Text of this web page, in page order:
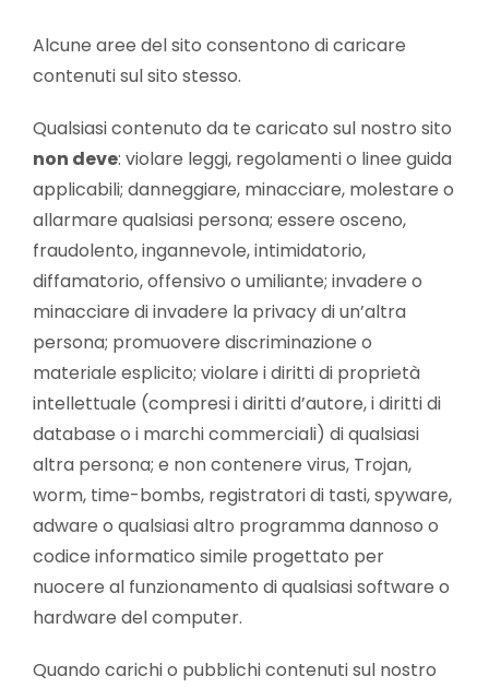
Alcune aree del sito consentono di caricare
contenuti sul sito stesso.
Qualsiasi contenuto da te caricato sul nostro sito
non deve: violare leggi, regolamenti o linee guida
applicabili; danneggiare, minacciare, molestare o
allarmare qualsiasi persona; essere osceno,
fraudolento, ingannevole, intimidatorio,
diffamatorio, offensivo o umiliante; invadere o
minacciare di invadere la privacy di un’altra
persona; promuovere discriminazione o
materiale esplicito; violare i diritti di proprietà
intellettuale (compresi i diritti d’autore, i diritti di
database o i marchi commerciali) di qualsiasi
altra persona; e non contenere virus, Trojan,
worm, time-bombs, registratori di tasti, spyware,
adware o qualsiasi altro programma dannoso o
codice informatico simile progettato per
nuocere al funzionamento di qualsiasi software o
hardware del computer.
Quando carichi o pubblichi contenuti sul nostro